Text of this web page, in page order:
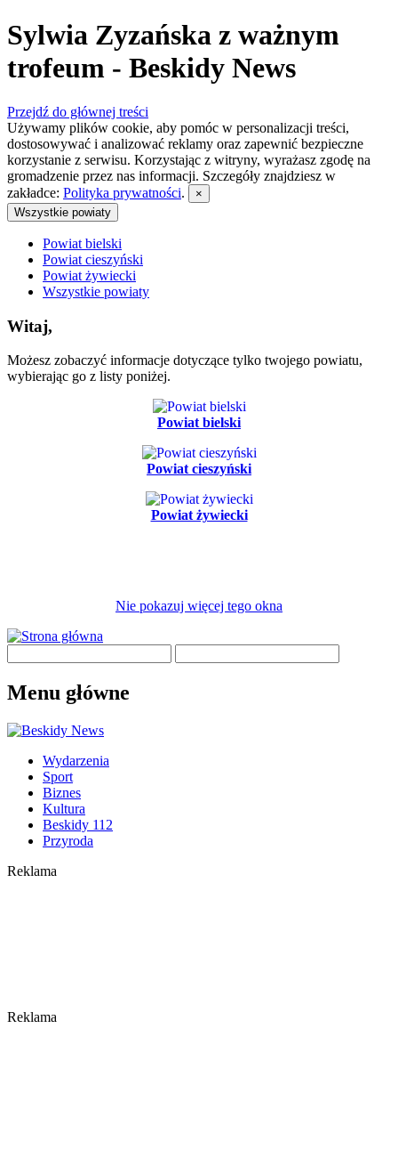
Sylwia Zyzańska z ważnym
trofeum - Beskidy News
Przejdź do głównej treści
Używamy plików cookie, aby pomóc w personalizacji treści,
dostosowywać i analizować reklamy oraz zapewnić bezpieczne
korzystanie z serwisu. Korzystając z witryny, wyrażasz zgodę na
gromadzenie przez nas informacji. Szczegóły znajdziesz w
zakładce: Polityka prywatności.
×
Wszystkie powiaty
Powiat bielski
Powiat cieszyński
Powiat żywiecki
Wszystkie powiaty
Witaj,
Możesz zobaczyć informacje dotyczące tylko twojego powiatu,
wybierając go z listy poniżej.
Powiat bielski
Powiat cieszyński
Powiat żywiecki
Nie pokazuj więcej tego okna
Menu główne
Wydarzenia
Sport
Biznes
Kultura
Beskidy 112
Przyroda
Reklama
Reklama